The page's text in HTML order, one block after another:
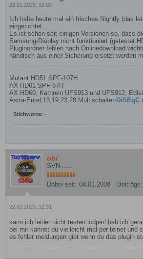
22.01.2023, 12:02
Ich habe heute mal ein frisches Nightly (das
eingerichtet.
Es ist schon seit einigen Versionen so, dass
Samsung-Display nicht funktioniert (getestet
Pluginordner fehlen nach Onlinedownload
händisch aus einer Sicherung ersetzt werden
Mutant HD51 SPF-107H
AX HD61 SPF-87H
AX HD60, Kathrein UFS913 und UFS912,
Astra-Eutel 13,19,23,28 Multischalter-DiSEqC
Stichworte: -
obi
SVN-.....
Dabei seit: 04.01.2008 Beiträge:
22.01.2023, 12:31
kann ich leider nicht testen lcdperl hab ich
bei mir kannst du vielleicht mal per telnet und
es fehler meldungen gibt wenn du das plugin